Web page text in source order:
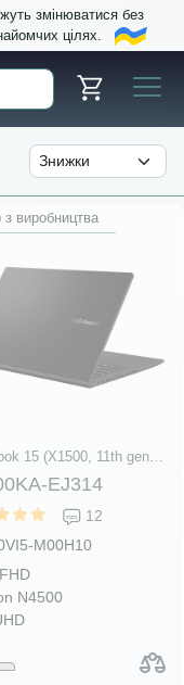
змінюватися без
цілях.
з виробництва
EJ314
12
M00H10
N4500